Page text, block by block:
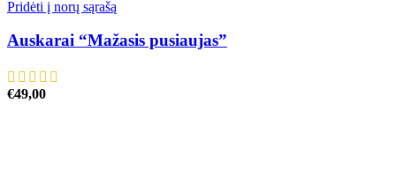
Pridėti į norų sąrašą
Auskarai “Mažasis pusiaujas”
€49,00